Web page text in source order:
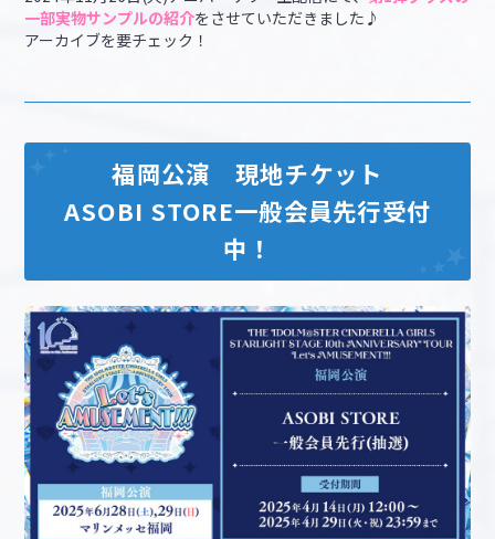
一部実物サンプルの紹介をさせていただきました♪
アーカイブを要チェック！
福岡公演 現地チケット
ASOBI STORE一般会員先行受付
中！